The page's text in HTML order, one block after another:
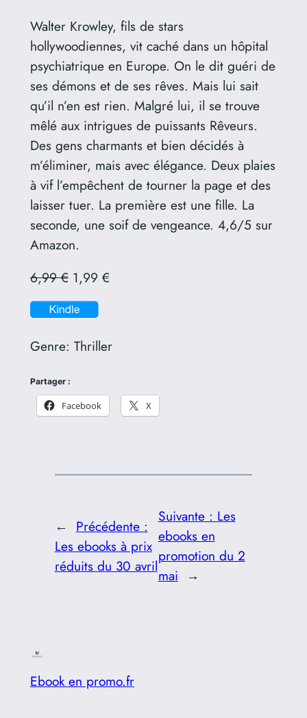
Walter Krowley, fils de stars
hollywoodiennes, vit caché dans un hôpital
psychiatrique en Europe. On le dit guéri de
ses démons et de ses rêves. Mais lui sait
qu’il n’en est rien. Malgré lui, il se trouve
mêlé aux intrigues de puissants Rêveurs.
Des gens charmants et bien décidés à
m’éliminer, mais avec élégance. Deux plaies
à vif l’empêchent de tourner la page et des
laisser tuer. La première est une fille. La
seconde, une soif de vengeance. 4,6/5 sur
Amazon.
6,99 €1,99 €
Genre: Thriller
Partager :
Facebook X
← Précédente :
Les ebooks à prix
réduits du 30 avril
Suivante : Les
ebooks en
promotion du 2
mai →
Ebook en promo.fr